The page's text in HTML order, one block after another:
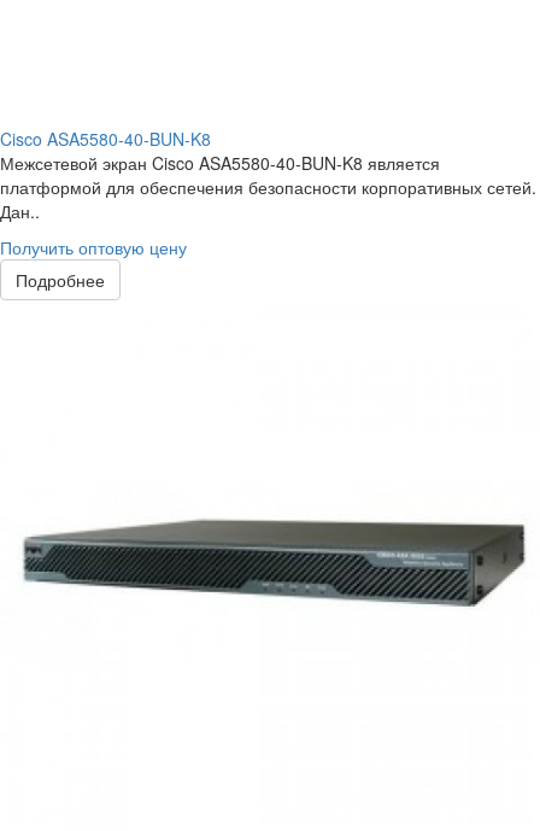
Cisco ASA5580-40-BUN-K8
Межсетевой экран Cisco ASA5580-40-BUN-K8 является
платформой для обеспечения безопасности корпоративных сетей.
Дан..
Получить оптовую цену
Подробнее